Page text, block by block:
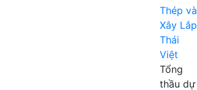
Thép và
Xây Lắp
Thái
Việt
Tổng
thầu dự